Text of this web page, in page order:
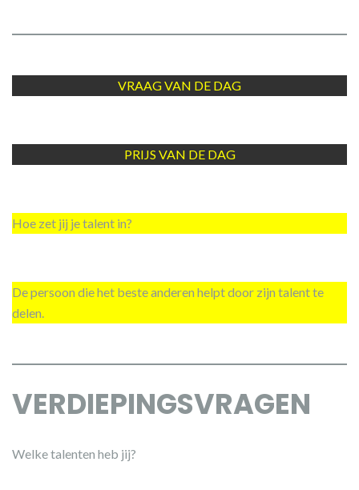
VRAAG VAN DE DAG
PRIJS VAN DE DAG
Hoe zet jij je talent in?
De persoon die het beste anderen helpt door zijn talent te
delen.
VERDIEPINGSVRAGEN
Welke talenten heb jij?